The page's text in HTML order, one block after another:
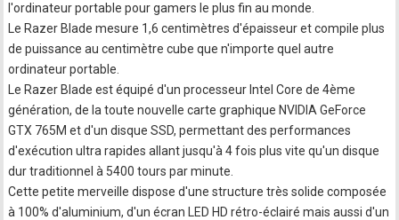
l'ordinateur portable pour gamers le plus fin au monde.
Le Razer Blade mesure 1,6 centimètres d'épaisseur et compile plus
de puissance au centimètre cube que n'importe quel autre
ordinateur portable.
Le Razer Blade est équipé d'un processeur Intel Core de 4ème
génération, de la toute nouvelle carte graphique NVIDIA GeForce
GTX 765M et d'un disque SSD, permettant des performances
d'exécution ultra rapides allant jusqu'à 4 fois plus vite qu'un disque
dur traditionnel à 5400 tours par minute.
Cette petite merveille dispose d'une structure très solide composée
à 100% d'aluminium, d'un écran LED HD rétro-éclairé mais aussi d'un